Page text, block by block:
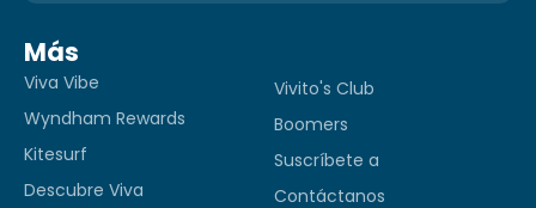
Más
Viva Vibe
Wyndham Rewards
Kitesurf
Descubre Viva
Vivito's Club
Boomers
Suscríbete a
Contáctanos